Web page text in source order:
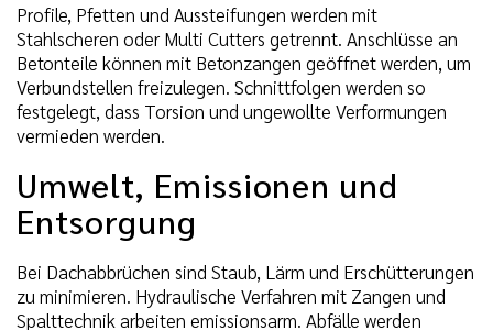
Profile, Pfetten und Aussteifungen werden mit
Stahlscheren oder Multi Cutters getrennt. Anschlüsse an
Betonteile können mit Betonzangen geöffnet werden, um
Verbundstellen freizulegen. Schnittfolgen werden so
festgelegt, dass Torsion und ungewollte Verformungen
vermieden werden.
Umwelt, Emissionen und
Entsorgung
Bei Dachabbrüchen sind Staub, Lärm und Erschütterungen
zu minimieren. Hydraulische Verfahren mit Zangen und
Spalttechnik arbeiten emissionsarm. Abfälle werden